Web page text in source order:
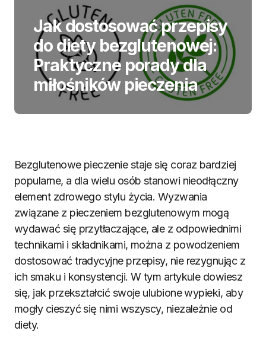
Jak dostosować przepisy
do diety bezglutenowej:
Praktyczne porady dla
miłośników pieczenia
Bezglutenowe pieczenie staje się coraz bardziej
popularne, a dla wielu osób stanowi nieodłączny
element zdrowego stylu życia. Wyzwania
związane z pieczeniem bezglutenowym mogą
wydawać się przytłaczające, ale z odpowiednimi
technikami i składnikami, można z powodzeniem
dostosować tradycyjne przepisy, nie rezygnując z
ich smaku i konsystencji. W tym artykule dowiesz
się, jak przekształcić swoje ulubione wypieki, aby
mogły cieszyć się nimi wszyscy, niezależnie od
diety.